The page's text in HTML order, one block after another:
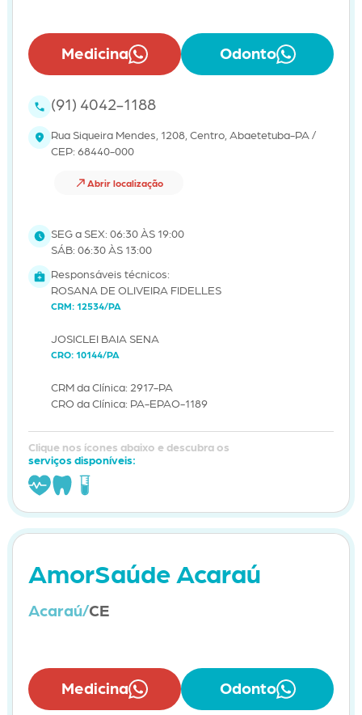
Medicina Odonto
(91) 4042-1188
Rua Siqueira Mendes, 1208, Centro, Abaetetuba-PA /
CEP: 68440-000
Abrir localização
SEG a SEX: 06:30 ÀS 19:00
SÁB: 06:30 ÀS 13:00
Responsáveis técnicos:
ROSANA DE OLIVEIRA FIDELLES
CRM: 12534/PA
JOSICLEI BAIA SENA
CRO: 10144/PA
CRM da Clínica: 2917-PA
CRO da Clínica: PA-EPAO-1189
Clique nos ícones abaixo e descubra os
serviços disponíveis:
AmorSaúde Acaraú
Acaraú/CE
Medicina Odonto